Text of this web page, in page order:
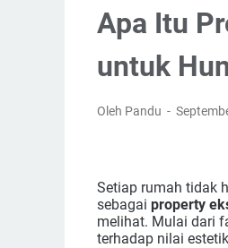
Apa Itu
untuk
Oleh Pandu
Setiap rumah tidak
sebagai property
melihat. Mulai dari
terhadap nilai